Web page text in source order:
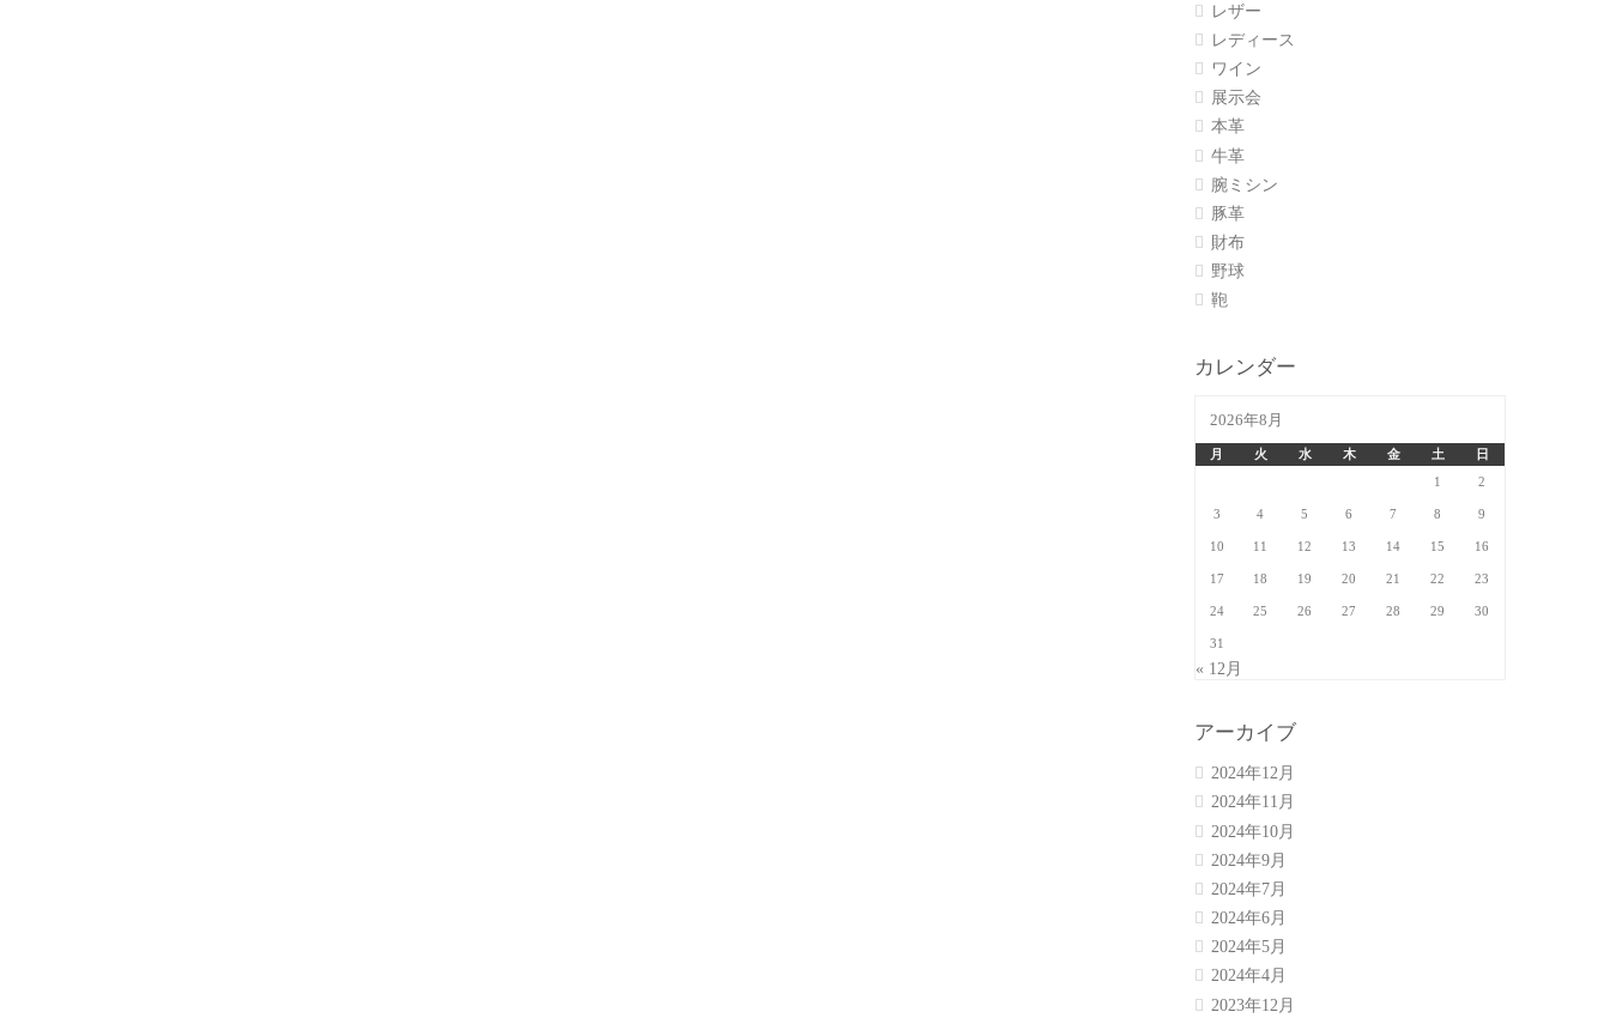
レザー
レディース
ワイン
展示会
本革
牛革
腕ミシン
豚革
財布
野球
鞄
カレンダー
2026年8月
月 火 水 木 金 土
日
1
2
3 4 5 6 7 8 9
10 11 12 13 14 15 16
17 18 19 20 21 22 23
24 25 26 27 28 29 30
31
« 12月
アーカイブ
2024年12月
2024年11月
2024年10月
2024年9月
2024年7月
2024年6月
2024年5月
2024年4月
2023年12月